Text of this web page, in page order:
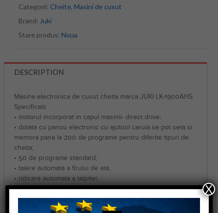
Categorii: Cheite, Masini de cusut
Brand: Juki
Stare produs: Noua
DESCRIPTION
Masina electronica de cusut cheita marca JUKI LK-1900AHS
Specificatii:
• motorul incorporat in capul masinii- direct drive;
• dotata cu panou electronic cu ajutoul caruia se pot seta si
memora pana la 200 de programe pentru diferite tipuri de
cheita;
• 50 de programe standard;
• taiere automata a firului de ata;
• ridicare automata a talpitei;
• aria maxima de coasere este de 30mm x 40 mm;
• viteza maxima este de 3000 rot/min;
• se pot coase materiale subtiri, medii si groase
X